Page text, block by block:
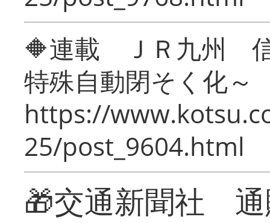
🔶連載 ＪＲ九州 信
特殊自動閉そく化～
https://
25/post_9604.html
🎁交通新聞社